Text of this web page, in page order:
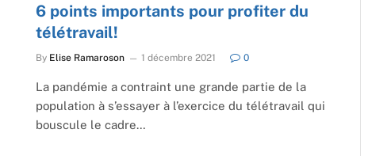
6 points importants pour profiter du
télétravail!
By Elise Ramaroson 1 décembre 2021 0
La pandémie a contraint une grande partie de la
population à s’essayer à l’exercice du télétravail qui
bouscule le cadre…